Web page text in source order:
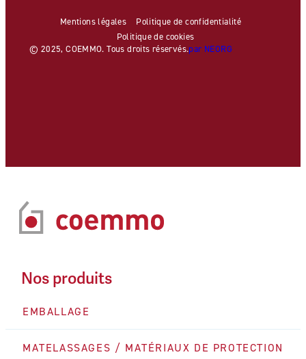
Mentions légales
Politique de confidentialité
Politique de cookies
© 2025, COEMMO. Tous droits réservés.par NEORG
Nos produits
EMBALLAGE
MATELASSAGES / MATÉRIAUX DE PROTECTION